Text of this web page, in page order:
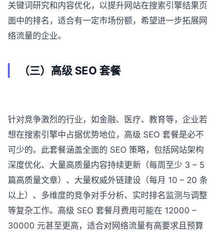
关键词研究和内容优化，以提升网站在搜索引擎结果页
面中的排名，适合有一定市场份额，希望进一步拓展网
络流量的企业。
（三）高级 SEO 套餐
针对竞争激烈的行业，如金融、医疗、教育等，企业若
想在搜索引擎中占据优势地位，高级 SEO 套餐是必不
可少的。此套餐涵盖全面的 SEO 策略，包括网站架构
深度优化、大量高质量内容持续更新（每周至少 3 – 5
篇高质量文章）、大量权威外链建设（每月 10 – 20 条
以上）、多维度的竞争对手分析、实时排名监测与调整
等复杂工作。高级 SEO 套餐月费用可能在 12000 –
30000 元甚至更高，适合对网络流量有高要求且预算